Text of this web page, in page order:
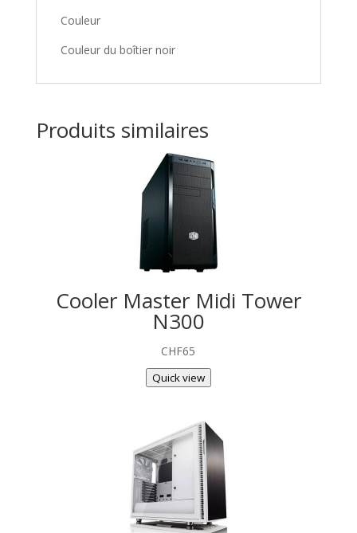
Couleur
Couleur du boîtier noir
Produits similaires
Cooler Master Midi Tower
N300
CHF65
Quick view